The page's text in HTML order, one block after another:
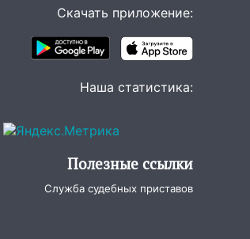
Скачать приложение:
Наша статистика:
Полезные ссылки
Служба судебных приставов